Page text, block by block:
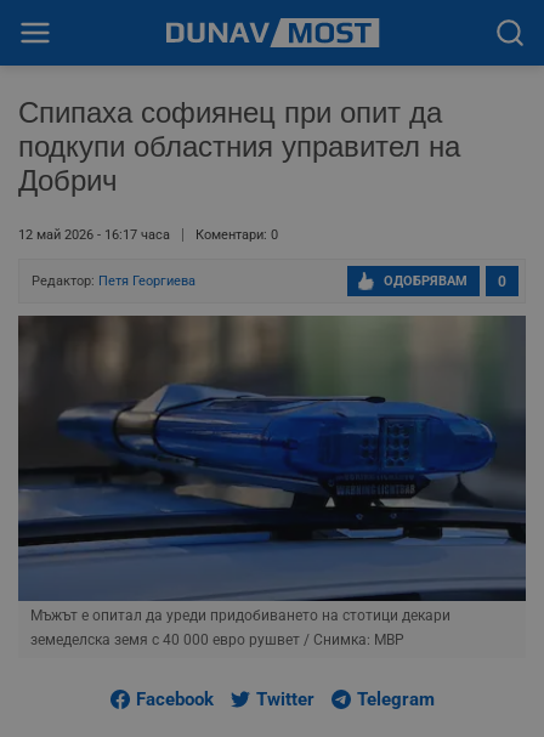
Спипаха софиянец при опит да
подкупи областния управител на
Добрич
12 май 2026 - 16:17 часа Коментари: 0
Редактор: Петя Георгиева 0
ОДОБРЯВАМ
Мъжът е опитал да уреди придобиването на стотици декари
земеделска земя с 40 000 евро рушвет / Снимка: МВР
Facebook Twitter Telegram